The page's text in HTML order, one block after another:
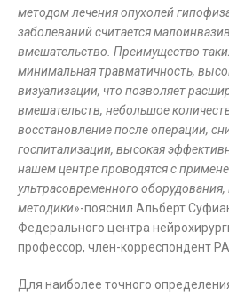
методом лечения опухолей
заболеваний считается
вмешательство. Преимущество
минимальная травматичность,
визуализации, что позволяет
вмешательств, небольшое
восстановление после операции,
госпитализации, высокая
нашем центре проводятся с
ультрасовременного
методики»-пояснил Альберт
Федерального центра
профессор, член-корреспондент
Для наиболее точного